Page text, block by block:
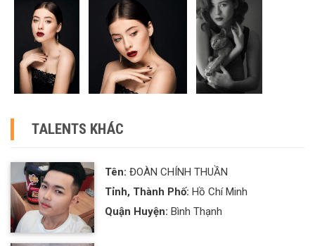
TALENTS KHÁC
Tên: ĐOÀN CHÍNH THUẦN
Tỉnh, Thành Phố: Hồ Chí Minh
Quận Huyện: Bình Thạnh